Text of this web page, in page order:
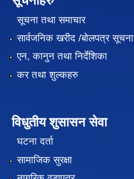
सूचना तथा समाचार
सार्वजनिक खरीद /बोलपत्र सूचना
एन, कानुन तथा निर्देशिका
कर तथा शुल्कहरु
विधुतीय शुसासन सेवा
घटना दर्ता
सामाजिक सुरक्षा